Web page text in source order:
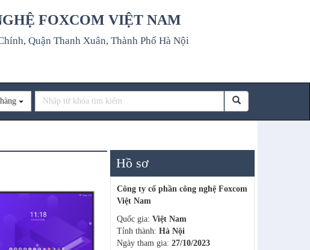
FOXCOM VIỆT NAM
Quận Thanh Xuân, Thành Phố Hà Nội
Hồ sơ
Công ty cổ phần công nghệ Foxcom
Việt Nam
Quốc gia: Việt Nam
Tỉnh thành: Hà Nội
Ngày tham gia: 27/10/2023